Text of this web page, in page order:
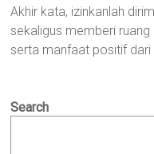
Akhir kata, izinkanlah
sekaligus memberi
serta manfaat positif
Search